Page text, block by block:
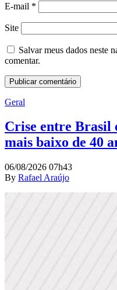
E-mail *
Site
Salvar meus dados neste
comentar.
Geral
Crise entre Brasil
mais baixo de 40
06/08/2026 07h43
By Rafael Araújo